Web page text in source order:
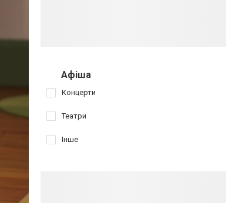
Афіша
Концерти
Театри
Інше